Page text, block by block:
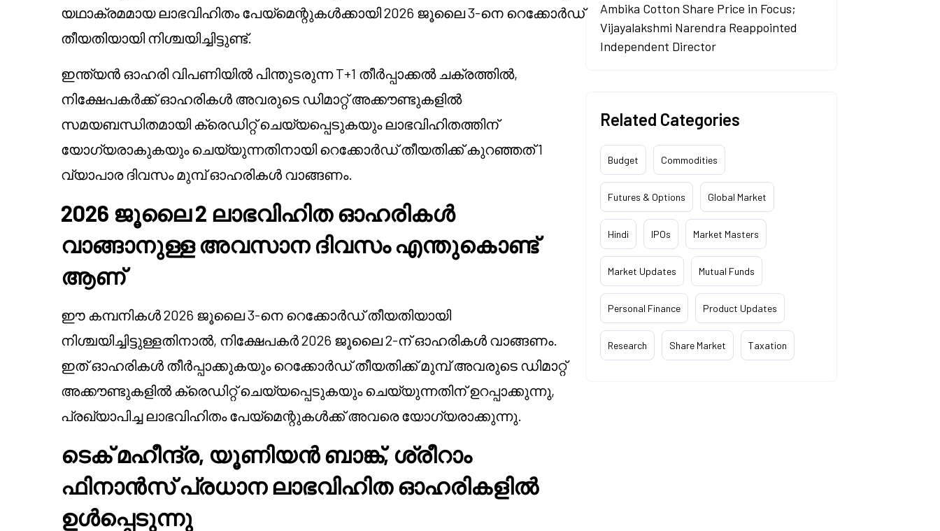
യഥാക്രമമായ ലാഭവിഹിതം പേയ്മെന്റുകൾക്കായി 2026 ജൂലൈ 3-നെ റെക്കോർഡ്
തീയതിയായി നിശ്ചയിച്ചിട്ടുണ്ട്.
ഇന്ത്യൻ ഓഹരി വിപണിയിൽ പിന്തുടരുന്ന T+1 തീർപ്പാക്കൽ ചക്രത്തിൽ,
നിക്ഷേപകർക്ക് ഓഹരികൾ അവരുടെ ഡിമാറ്റ് അക്കൗണ്ടുകളിൽ
സമയബന്ധിതമായി ക്രെഡിറ്റ് ചെയ്യപ്പെടുകയും ലാഭവിഹിതത്തിന്
യോഗ്യരാകുകയും ചെയ്യുന്നതിനായി റെക്കോർഡ് തീയതിക്ക് കുറഞ്ഞത് 1
വ്യാപാര ദിവസം മുമ്പ് ഓഹരികൾ വാങ്ങണം.
2026 ജൂലൈ 2 ലാഭവിഹിത ഓഹരികൾ
വാങ്ങാനുള്ള അവസാന ദിവസം എന്തുകൊണ്ട്
ആണ്
ഈ കമ്പനികൾ 2026 ജൂലൈ 3-നെ റെക്കോർഡ് തീയതിയായി
നിശ്ചയിച്ചിട്ടുള്ളതിനാൽ, നിക്ഷേപകർ 2026 ജൂലൈ 2-ന് ഓഹരികൾ വാങ്ങണം.
ഇത് ഓഹരികൾ തീർപ്പാക്കുകയും റെക്കോർഡ് തീയതിക്ക് മുമ്പ് അവരുടെ ഡിമാറ്റ്
അക്കൗണ്ടുകളിൽ ക്രെഡിറ്റ് ചെയ്യപ്പെടുകയും ചെയ്യുന്നതിന് ഉറപ്പാക്കുന്നു,
പ്രഖ്യാപിച്ച ലാഭവിഹിതം പേയ്മെന്റുകൾക്ക് അവരെ യോഗ്യരാക്കുന്നു.
ടെക് മഹീന്ദ്ര, യൂണിയൻ ബാങ്ക്, ശ്രീറാം
ഫിനാൻസ് പ്രധാന ലാഭവിഹിത ഓഹരികളിൽ
ഉൾപ്പെടുന്നു
Ambika Cotton Share Price in Focus;
Vijayalakshmi Narendra Reappointed
Independent Director
Related Categories
Budget Commodities
Futures & Options Global Market
Hindi IPOs Market Masters
Market Updates Mutual Funds
Personal Finance Product Updates
Research Share Market Taxation